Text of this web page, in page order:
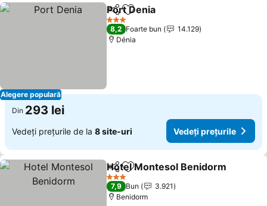
Alegere populară
DistribuițiAdăugaţi la favorite
Port Denia
3 Stele
8,2 Foarte bun
14.129
Dénia
Din 293 lei
Vedeți prețurile de la 8 site-uri Vedeți prețurile
DistribuițiAdăugaţi la favorite
Hotel Montesol Benidorm
3 Stele
7,9 Bun
3.921
Benidorm